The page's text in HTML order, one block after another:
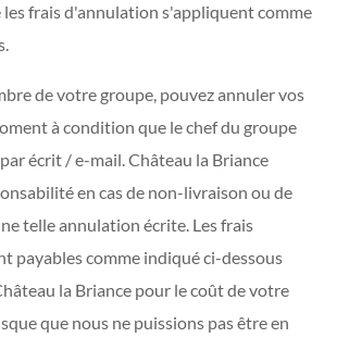
frais d'annulation s'appliquent comme
de votre groupe, pouvez annuler vos
à condition que le chef du groupe
écrit / e-mail. Château la Briance
en cas de non-livraison ou de
telle annulation écrite. Les frais
payables comme indiqué ci-dessous
la Briance pour le coût de votre
que nous ne puissions pas être en